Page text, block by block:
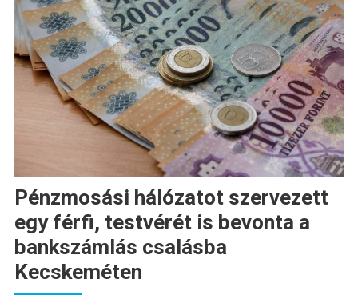
Pénzmosási hálózatot szervezett
egy férfi, testvérét is bevonta a
bankszámlás csalásba
Kecskeméten